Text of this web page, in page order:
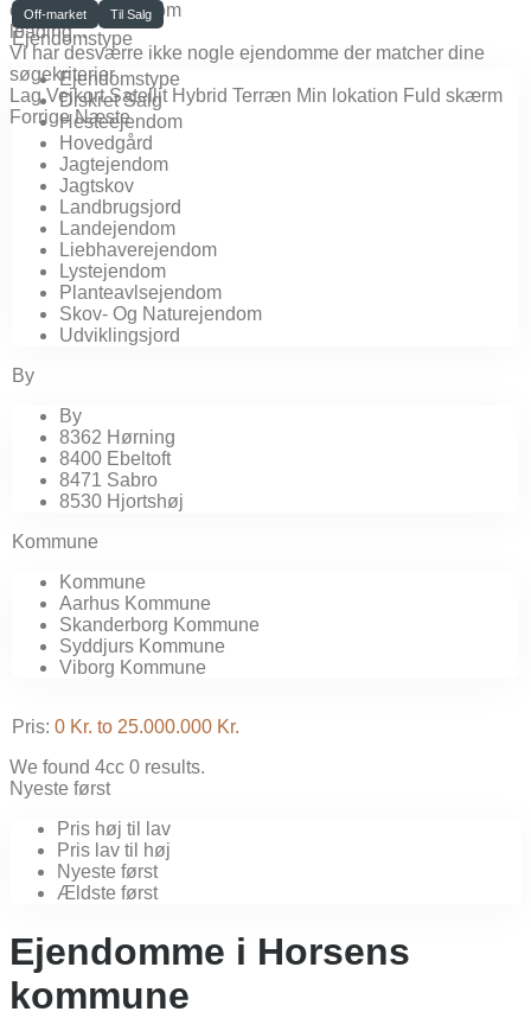
click to enable zoom
loading...
Vi har desværre ikke nogle ejendomme der matcher dine
søgekriterier
Lag Vejkort Satellit Hybrid Terræn Min lokation Fuld skærm
Forrige Næste
Off-market Til Salg
Ejendomstype
Ejendomstype
Diskret Salg
Hesteejendom
Hovedgård
Jagtejendom
Jagtskov
Landbrugsjord
Landejendom
Liebhaverejendom
Lystejendom
Planteavlsejendom
Skov- Og Naturejendom
Udviklingsjord
By
By
8362 Hørning
8400 Ebeltoft
8471 Sabro
8530 Hjortshøj
Kommune
Kommune
Aarhus Kommune
Skanderborg Kommune
Syddjurs Kommune
Viborg Kommune
Pris: 0 Kr. to 25.000.000 Kr.
We found 4cc 0 results.
Nyeste først
Pris høj til lav
Pris lav til høj
Nyeste først
Ældste først
Ejendomme i Horsens
kommune